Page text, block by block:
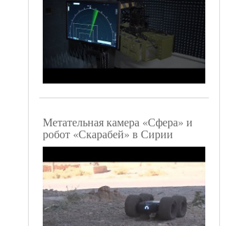
Метательная камера «Сфера» и
робот «Скарабей» в Сирии